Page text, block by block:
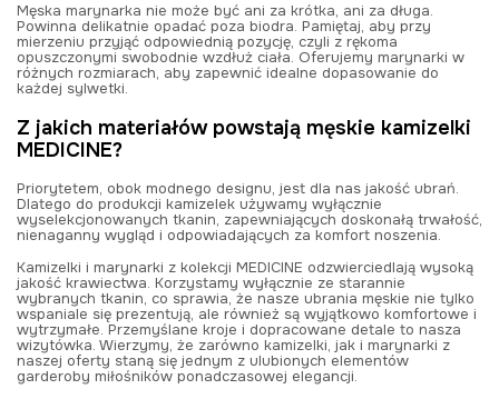
Męska marynarka nie może być ani za krótka, ani za długa.
Powinna delikatnie opadać poza biodra. Pamiętaj, aby przy
mierzeniu przyjąć odpowiednią pozycję, czyli z rękoma
opuszczonymi swobodnie wzdłuż ciała. Oferujemy marynarki w
różnych rozmiarach, aby zapewnić idealne dopasowanie do
każdej sylwetki.
Z jakich materiałów powstają męskie kamizelki
MEDICINE?
Priorytetem, obok modnego designu, jest dla nas jakość ubrań.
Dlatego do produkcji kamizelek używamy wyłącznie
wyselekcjonowanych tkanin, zapewniających doskonałą trwałość,
nienaganny wygląd i odpowiadających za komfort noszenia.
Kamizelki i marynarki z kolekcji MEDICINE odzwierciedlają wysoką
jakość krawiectwa. Korzystamy wyłącznie ze starannie
wybranych tkanin, co sprawia, że nasze ubrania męskie nie tylko
wspaniale się prezentują, ale również są wyjątkowo komfortowe i
wytrzymałe. Przemyślane kroje i dopracowane detale to nasza
wizytówka. Wierzymy, że zarówno kamizelki, jak i marynarki z
naszej oferty staną się jednym z ulubionych elementów
garderoby miłośników ponadczasowej elegancji.